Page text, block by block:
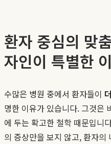
환자 중심의 맞
자인이 특별한
수많은 병원 중에서 환자들이
명한 이유가 있습니다. 그것은
에 두는 확고한 철학 때문입니
의 증상만을 보지 않고, 환자의